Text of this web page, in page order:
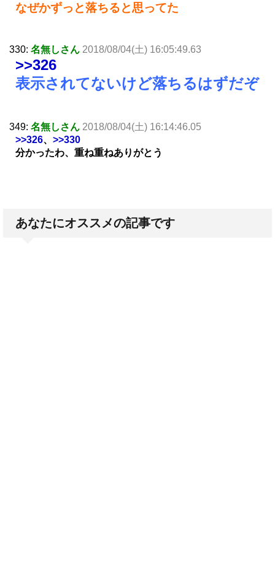
なぜかずっと落ちると思ってた
330: 名無しさん 2018/08/04(土) 16:05:49.63
>>326
表示されてないけど落ちるはずだぞ
349: 名無しさん 2018/08/04(土) 16:14:46.05
>>326、 >>330
分かったわ、重ね重ねありがとう
あなたにオススメの記事です